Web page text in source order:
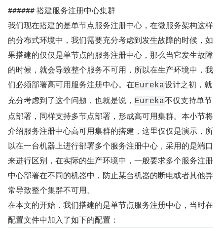
###### 搭建服务注册中心集群
我们现在搭建的是单节点服务注册中心，在微服务架构这样
的分布式环境中，我们需要充分考虑到发生故障的时候，如
果搭建的仅仅是单节点的服务注册中心，那么当它发生故障
的时候，就会导致整个服务不可用，所以在生产环境中，我
们必须部署高可用服务注册中心。在Eureka设计之初，就
充分考虑到了这个问题，也就是说， Eureka不仅支持单节
点部署，同样支持多节点部署，形成高可用集群。本小节将
介绍服务注册中心高可用集群的搭建，这里仅仅是演示，所
以在一台机器上进行部署多个服务注册中心，采用的是端口
来进行区别，在实际的生产环境中，一般要求多个服务注册
中心部署在不同的机器中，防止某台机器的断电或者其他异
常导致整个集群不可用。
在本文的开始，我们搭建的是单节点服务注册中心，当时在
配置文件中加入了如下的配置：